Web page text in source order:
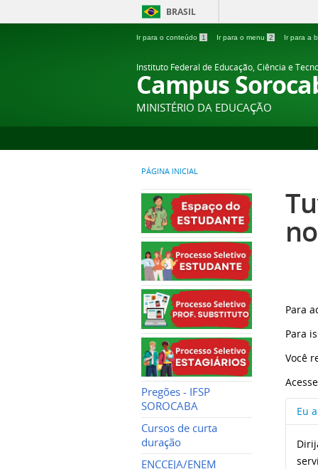
BRASIL
Ir para o conteúdo 1 Ir para o menu 2 Ir para a
Instituto Federal de Educação, Ciência e
Campus
MINISTÉRIO DA EDUCAÇÃO
PÁGINA INICIAL
Pregões - IFSP
SOROCABA
Cursos de curta
duração
ENCCEJA/ENEM
Para
Para
Você
Eu